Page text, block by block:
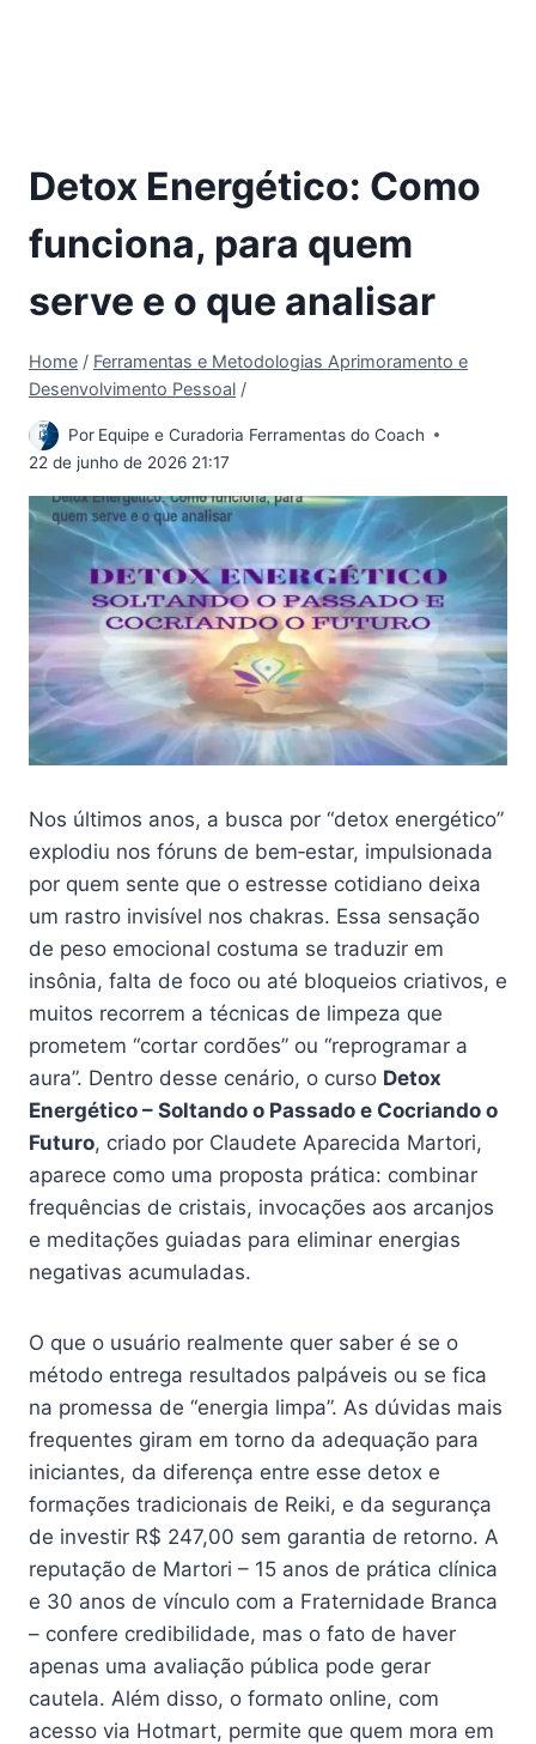
Detox Energético: Como
funciona, para quem
serve e o que analisar
Home / Ferramentas e Metodologias Aprimoramento e
Desenvolvimento Pessoal /
Por Equipe e Curadoria Ferramentas do Coach
22 de junho de 2026 21:17
Nos últimos anos, a busca por “detox energético”
explodiu nos fóruns de bem‑estar, impulsionada
por quem sente que o estresse cotidiano deixa
um rastro invisível nos chakras. Essa sensação
de peso emocional costuma se traduzir em
insônia, falta de foco ou até bloqueios criativos, e
muitos recorrem a técnicas de limpeza que
prometem “cortar cordões” ou “reprogramar a
aura”. Dentro desse cenário, o curso Detox
Energético – Soltando o Passado e Cocriando o
Futuro, criado por Claudete Aparecida Martori,
aparece como uma proposta prática: combinar
frequências de cristais, invocações aos arcanjos
e meditações guiadas para eliminar energias
negativas acumuladas.
O que o usuário realmente quer saber é se o
método entrega resultados palpáveis ou se fica
na promessa de “energia limpa”. As dúvidas mais
frequentes giram em torno da adequação para
iniciantes, da diferença entre esse detox e
formações tradicionais de Reiki, e da segurança
de investir R$ 247,00 sem garantia de retorno. A
reputação de Martori – 15 anos de prática clínica
e 30 anos de vínculo com a Fraternidade Branca
– confere credibilidade, mas o fato de haver
apenas uma avaliação pública pode gerar
cautela. Além disso, o formato online, com
acesso via Hotmart, permite que quem mora em